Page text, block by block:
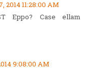
2014 11:28:00 AM
Eppo? Case ellam
9:08:00 AM